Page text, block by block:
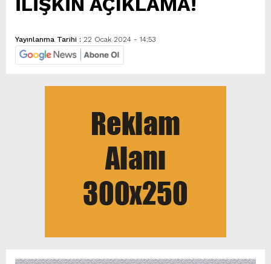
Yayınlanma Tarihi : 22 Ocak 2024 - 14:53